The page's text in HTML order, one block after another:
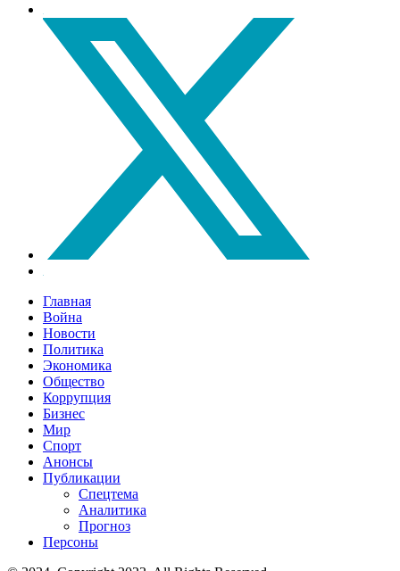
Главная
Война
Новости
Политика
Экономика
Общество
Коррупция
Бизнес
Мир
Спорт
Анонсы
Публикации
Спецтема
Аналитика
Прогноз
Персоны